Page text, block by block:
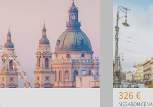
326 €
MEGABON CENA